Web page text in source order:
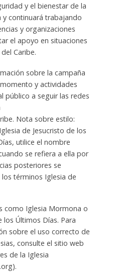
y el bienestar de la
continuará trabajando
y organizaciones
el apoyo en situaciones
Caribe.
sobre la campaña
y actividades
público a seguir las redes
Nota sobre estilo:
de Jesucristo de los
utilice el nombre
se refiera a ella por
posteriores se
términos Iglesia de
como Iglesia Mormona o
los Últimos Días. Para
sobre el uso correcto de
consulte el sitio web
de la Iglesia